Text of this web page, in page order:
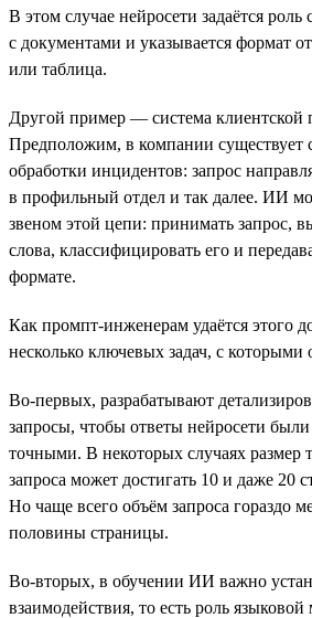
В этом случае нейросети задаётся роль
с документами и указывается формат
или таблица.
Другой пример — система клиентской
Предположим, в компании существует
обработки инцидентов: запрос
в профильный отдел и так далее. ИИ
звеном этой цепи: принимать запрос,
слова, классифицировать его и
формате.
Как промпт-инженерам удаётся этого
несколько ключевых задач, с которыми
Во-первых, разрабатывают
запросы, чтобы ответы нейросети
точными. В некоторых случаях размер
запроса может достигать 10 и даже 20
Но чаще всего объём запроса гораздо
половины страницы.
Во-вторых, в обучении ИИ важно
взаимодействия, то есть роль